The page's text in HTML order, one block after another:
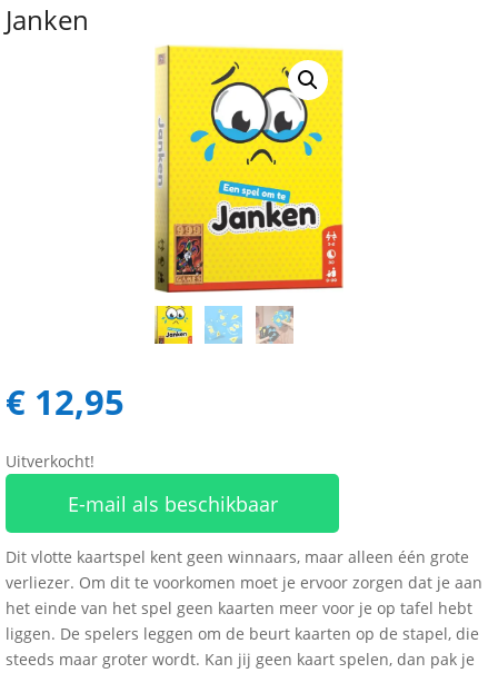
Janken
€ 12,95
Uitverkocht!
E-mail als beschikbaar
Dit vlotte kaartspel kent geen winnaars, maar alleen één grote
verliezer. Om dit te voorkomen moet je ervoor zorgen dat je aan
het einde van het spel geen kaarten meer voor je op tafel hebt
liggen. De spelers leggen om de beurt kaarten op de stapel, die
steeds maar groter wordt. Kan jij geen kaart spelen, dan pak je